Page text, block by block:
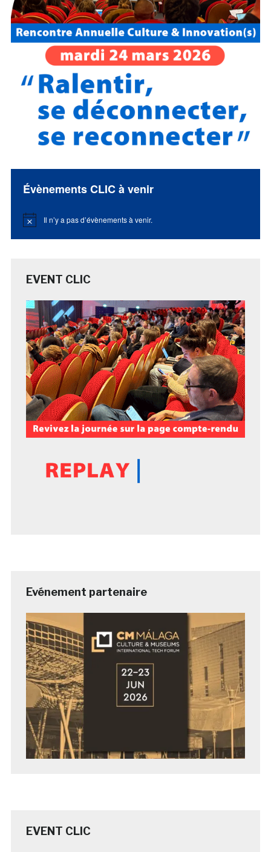
Évènements CLIC à venir
Notice Il n’y a pas d’évènements à venir.
EVENT CLIC
Evénement partenaire
EVENT CLIC